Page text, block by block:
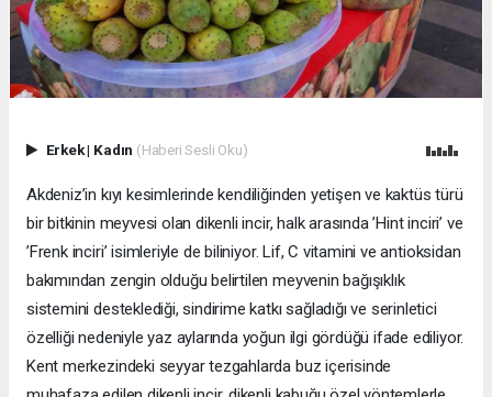
Erkek| Kadın (Haberi Sesli Oku)
Akdeniz’in kıyı kesimlerinde kendiliğinden yetişen ve kaktüs türü
bir bitkinin meyvesi olan dikenli incir, halk arasında ’Hint inciri’ ve
’Frenk inciri’ isimleriyle de biliniyor. Lif, C vitamini ve antioksidan
bakımından zengin olduğu belirtilen meyvenin bağışıklık
sistemini desteklediği, sindirime katkı sağladığı ve serinletici
özelliği nedeniyle yaz aylarında yoğun ilgi gördüğü ifade ediliyor.
Kent merkezindeki seyyar tezgahlarda buz içerisinde